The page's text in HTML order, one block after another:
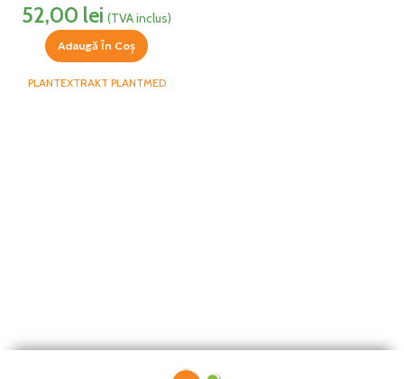
52,00 lei (TVA inclus)
Adaugă În Coș
PLANTEXTRAKT PLANTMED